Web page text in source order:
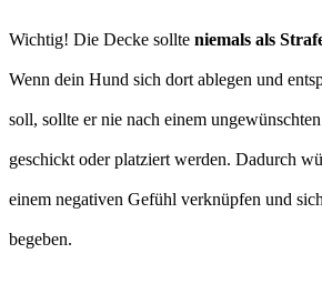
Wichtig! Die Decke sollte niemals als
Wenn dein Hund sich dort ablegen und
soll, sollte er nie nach einem
geschickt oder platziert werden. Dadurch
einem negativen Gefühl verknüpfen und
begeben.